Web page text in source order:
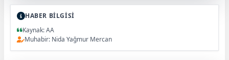
HABER BİLGİSİ
Kaynak: AA
Muhabir: Nida Yağmur Mercan